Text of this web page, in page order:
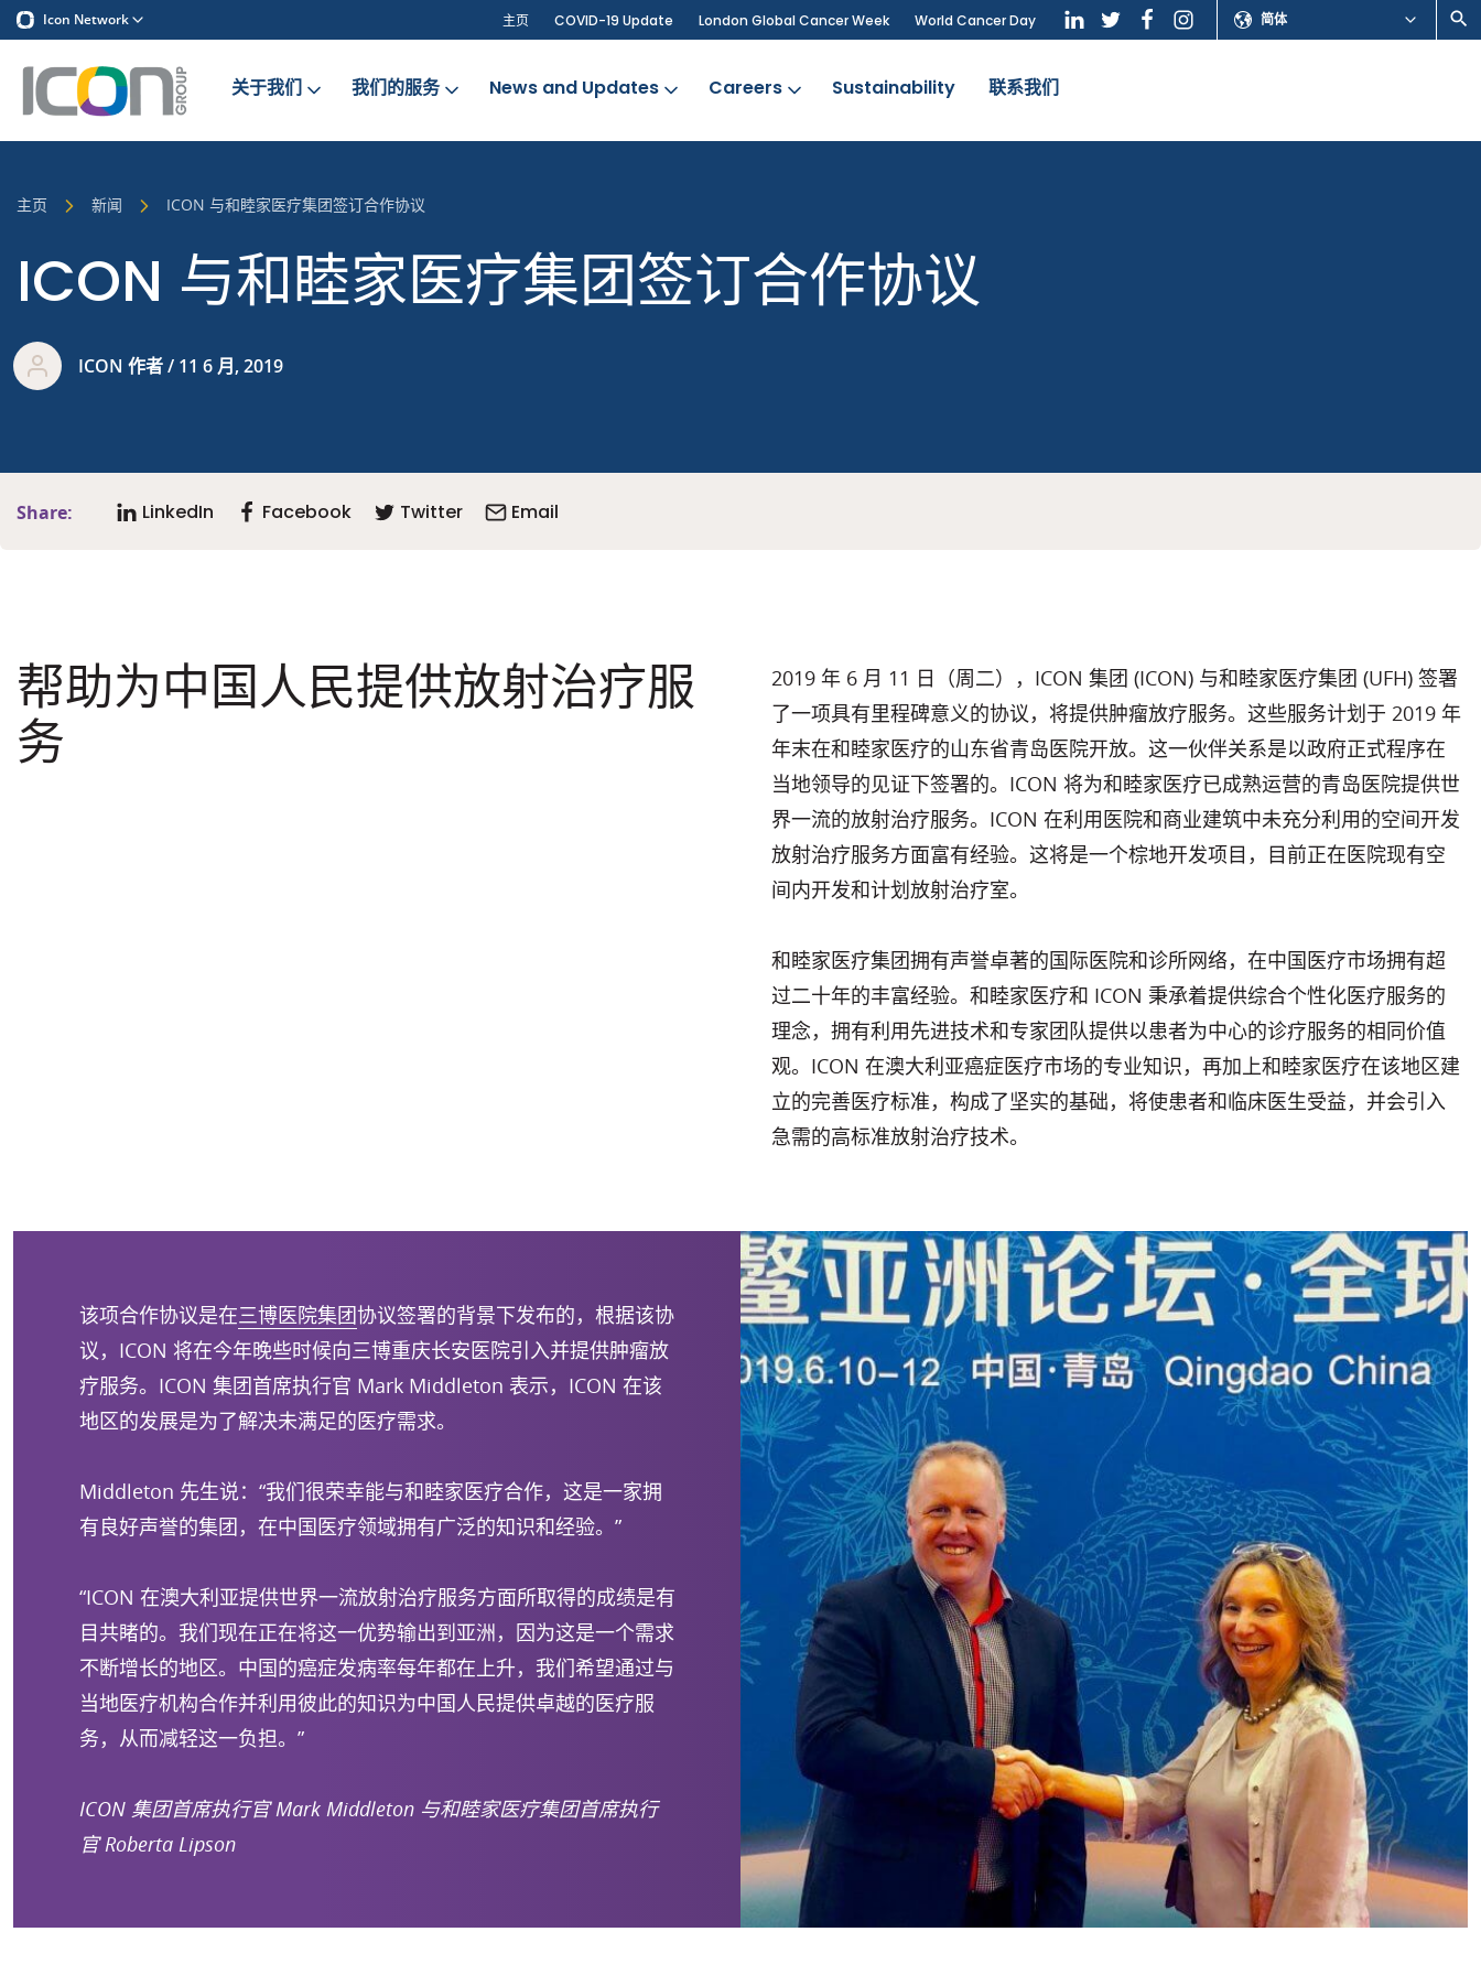
Icon Network 主页 COVID-19 Update London Global Cancer Week World Cancer Day 简体
关于我们 我们的服务 News and Updates Careers Sustainability 联系我们
主页 新闻 ICON 与和睦家医疗集团签订合作协议
ICON 与和睦家医疗集团签订合作协议
ICON 作者 / 11 6 月, 2019
Share: LinkedIn Facebook Twitter Email
帮助为中国人民提供放射治疗服
务
2019 年 6 月 11 日（周二），ICON 集团 (ICON) 与和睦家医疗集团 (UFH) 签署
了一项具有里程碑意义的协议，将提供肿瘤放疗服务。这些服务计划于 2019 年
年末在和睦家医疗的山东省青岛医院开放。这一伙伴关系是以政府正式程序在
当地领导的见证下签署的。ICON 将为和睦家医疗已成熟运营的青岛医院提供世
界一流的放射治疗服务。ICON 在利用医院和商业建筑中未充分利用的空间开发
放射治疗服务方面富有经验。这将是一个棕地开发项目，目前正在医院现有空
间内开发和计划放射治疗室。
和睦家医疗集团拥有声誉卓著的国际医院和诊所网络，在中国医疗市场拥有超
过二十年的丰富经验。和睦家医疗和 ICON 秉承着提供综合个性化医疗服务的
理念，拥有利用先进技术和专家团队提供以患者为中心的诊疗服务的相同价值
观。ICON 在澳大利亚癌症医疗市场的专业知识，再加上和睦家医疗在该地区建
立的完善医疗标准，构成了坚实的基础，将使患者和临床医生受益，并会引入
急需的高标准放射治疗技术。
该项合作协议是在三博医院集团协议签署的背景下发布的，根据该协
议，ICON 将在今年晚些时候向三博重庆长安医院引入并提供肿瘤放
疗服务。ICON 集团首席执行官 Mark Middleton 表示，ICON 在该
地区的发展是为了解决未满足的医疗需求。
Middleton 先生说：“我们很荣幸能与和睦家医疗合作，这是一家拥
有良好声誉的集团，在中国医疗领域拥有广泛的知识和经验。”
“ICON 在澳大利亚提供世界一流放射治疗服务方面所取得的成绩是有
目共睹的。我们现在正在将这一优势输出到亚洲，因为这是一个需求
不断增长的地区。中国的癌症发病率每年都在上升，我们希望通过与
当地医疗机构合作并利用彼此的知识为中国人民提供卓越的医疗服
务，从而减轻这一负担。”
ICON 集团首席执行官 Mark Middleton 与和睦家医疗集团首席执行
官 Roberta Lipson